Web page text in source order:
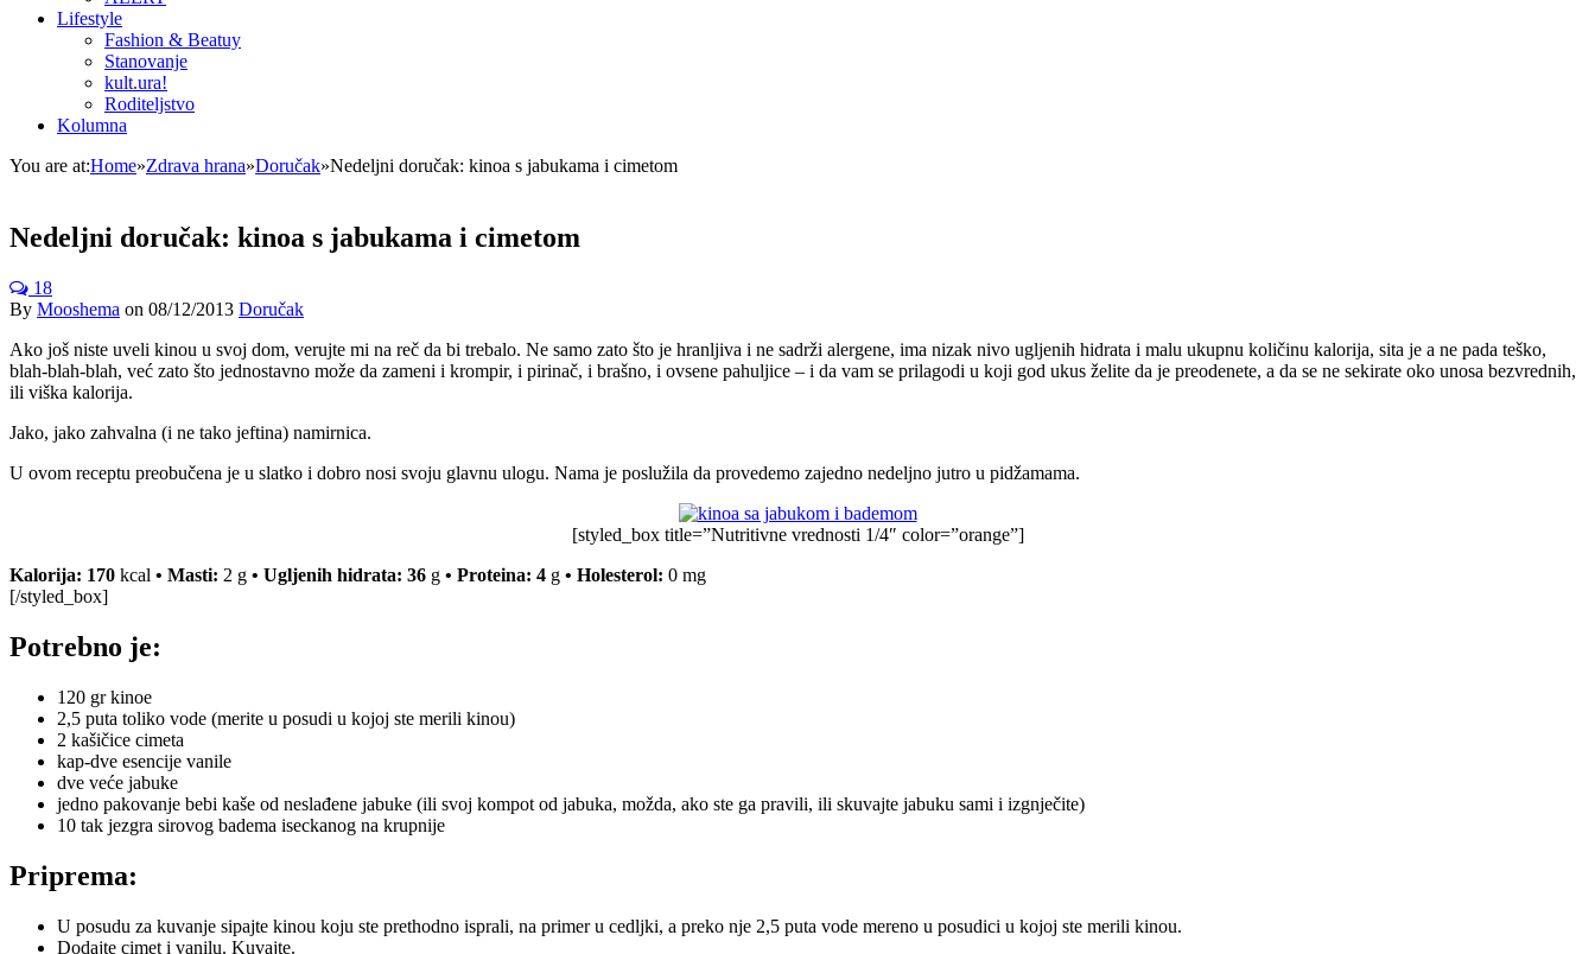
Lifestyle
Fashion & Beatuy
Stanovanje
kult.ura!
Roditeljstvo
Kolumna
You are at:Home»Zdrava hrana»Doručak»Nedeljni doručak: kinoa s jabukama i cimetom
Nedeljni doručak: kinoa s jabukama i cimetom
18
By Mooshema on 08/12/2013 Doručak
Ako još niste uveli kinou u svoj dom, verujte mi na reč da bi trebalo. Ne samo zato što je hranljiva i ne sadrži alergene, ima nizak nivo ugljenih hidrata i malu ukupnu količinu kalorija, sita je a ne pada teško,
blah-blah-blah, već zato što jednostavno može da zameni i krompir, i pirinač, i brašno, i ovsene pahuljice – i da vam se prilagodi u koji god ukus želite da je preodenete, a da se ne sekirate oko unosa bezvrednih,
ili viška kalorija.
Jako, jako zahvalna (i ne tako jeftina) namirnica.
U ovom receptu preobučena je u slatko i dobro nosi svoju glavnu ulogu. Nama je poslužila da provedemo zajedno nedeljno jutro u pidžamama.
[styled_box title=”Nutritivne vrednosti 1/4″ color=”orange”]
Kalorija: 170 kcal • Masti: 2 g • Ugljenih hidrata: 36 g • Proteina: 4 g • Holesterol: 0 mg
[/styled_box]
Potrebno je:
120 gr kinoe
2,5 puta toliko vode (merite u posudi u kojoj ste merili kinou)
2 kašičice cimeta
kap-dve esencije vanile
dve veće jabuke
jedno pakovanje bebi kaše od neslađene jabuke (ili svoj kompot od jabuka, možda, ako ste ga pravili, ili skuvajte jabuku sami i izgnječite)
10 tak jezgra sirovog badema iseckanog na krupnije
Priprema:
U posudu za kuvanje sipajte kinou koju ste prethodno isprali, na primer u cedljki, a preko nje 2,5 puta vode mereno u posudici u kojoj ste merili kinou.
Dodajte cimet i vanilu. Kuvajte.